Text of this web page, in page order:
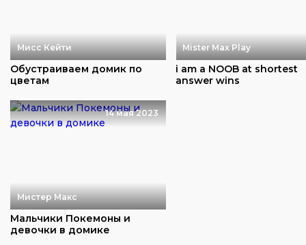
Мисс Кейти
Обустраиваем домик по
цветам
Mister Max Play
i am a NOOB at shortest
answer wins
14 мая 2023
Мистер Макс
Мальчики Покемоны и
девочки в домике